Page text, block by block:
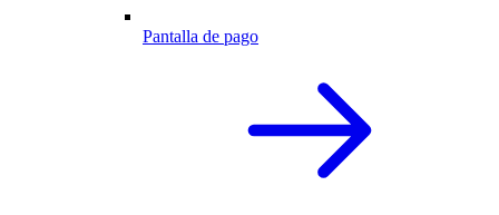
Pantalla de pago